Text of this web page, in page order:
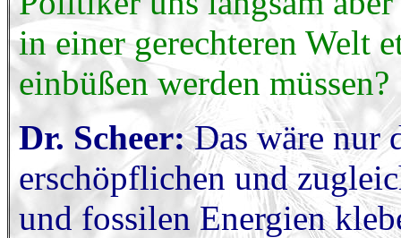
in einer gerechteren Welt
einbüßen werden müssen?
Dr. Scheer:Das wäre nur
erschöpflichen und
und fossilen Energien